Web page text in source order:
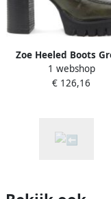
Zoe Heeled Boots
Dames
1 webshop
€ 126,16